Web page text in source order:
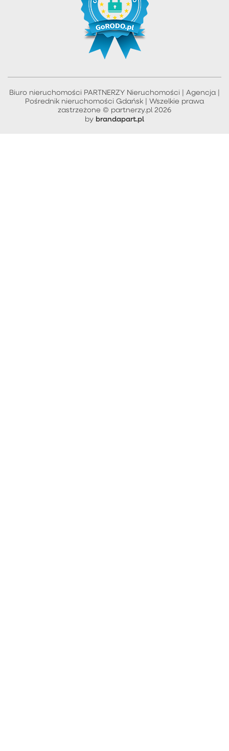
Biuro nieruchomości PARTNERZY Nieruchomości | Agencja |
Pośrednik nieruchomości Gdańsk | Wszelkie prawa
zastrzeżone © partnerzy.pl 2026
by brandapart.pl